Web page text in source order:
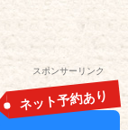
スポンサーリンク
ネット予約あり